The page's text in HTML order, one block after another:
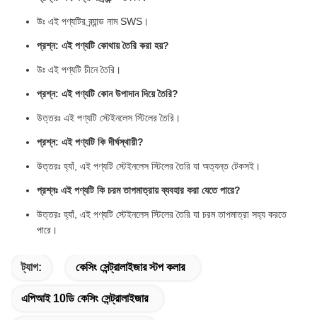
উঃ এই পণ্যটির ব্র্যান্ড নাম SWS।
প্রশ্ন: এই পণ্যটি কোথায় তৈরি করা হয়?
উঃ এই পণ্যটি চীনে তৈরি।
প্রশ্ন: এই পণ্যটি কোন উপাদান দিয়ে তৈরি?
উত্তরঃ এই পণ্যটি স্টেইনলেস স্টিলের তৈরি।
প্রশ্ন: এই পণ্যটি কি দীর্ঘস্থায়ী?
উত্তরঃ হ্যাঁ, এই পণ্যটি স্টেইনলেস স্টিলের তৈরি যা অত্যন্ত টেকসই।
প্রশ্নঃ এই পণ্যটি কি চরম তাপমাত্রায় ব্যবহার করা যেতে পারে?
উত্তরঃ হ্যাঁ, এই পণ্যটি স্টেইনলেস স্টিলের তৈরি যা চরম তাপমাত্রা সহ্য করতে
পারে।
ট্যাগ: কেসিং সেন্ট্রালাইজার স্টপ কলার
এপিআই 10ডি কেসিং সেন্ট্রালাইজার